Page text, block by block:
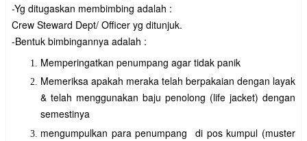
-Yg ditugaskan membimbing adalah :
Crew Steward Dept/ Officer yg ditunjuk.
-Bentuk bimbingannya adalah :
Memperingatkan penumpang agar tidak panik
Memeriksa apakah meraka telah berpakaian dengan layak
& telah menggunakan baju penolong (life jacket) dengan
semestinya
mengumpulkan para penumpang di pos kumpul (muster